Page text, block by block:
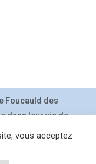
Foucauld des
dans leur vie de
vous acceptez